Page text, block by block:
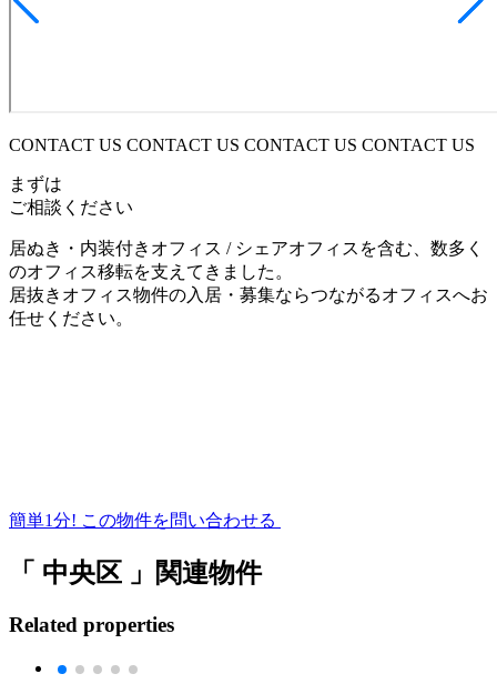
CONTACT US CONTACT US CONTACT US CONTACT US
まずは
ご相談ください
居ぬき・内装付きオフィス / シェアオフィスを含む、数多く
のオフィス移転を支えてきました。
居抜きオフィス物件の入居・募集ならつながるオフィスへお
任せください。
簡単1分! この物件を問い合わせる
「 中央区 」関連物件
Related properties